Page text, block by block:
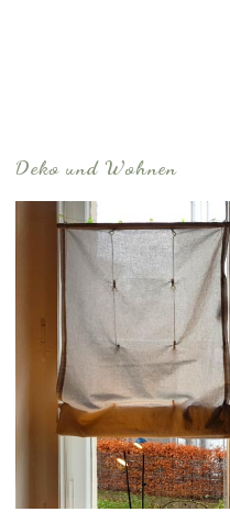
Deko und Wohnen